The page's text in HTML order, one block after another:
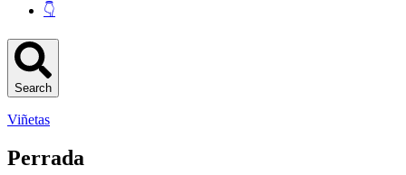
👇
Search
Viñetas
Perrada